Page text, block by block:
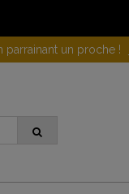
parrainant un proche !